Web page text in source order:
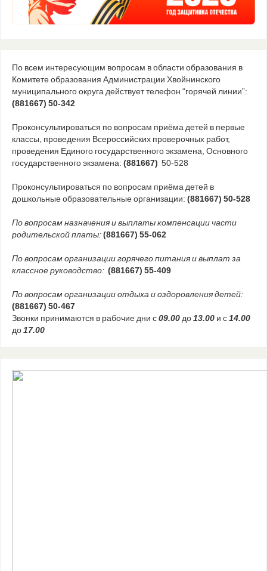
По всем интересующим вопросам в области образования в
Комитете образования Администрации Хвойнинского
муниципального округа действует телефон “горячей линии”:
(881667) 50-342
Проконсультироваться по вопросам приёма детей в первые
классы, проведения Всероссийских проверочных работ,
проведения Единого государственного экзамена, Основного
государственного экзамена: (881667) 50-528
Проконсультироваться по вопросам приёма детей в
дошкольные образовательные организации: (881667) 50-528
По вопросам назначения и выплаты компенсации части
родительской платы:(881667) 55-062
По вопросам организации горячего питания и выплат за
классное руководство:(881667) 55-409
По вопросам организации отдыха и оздоровления детей:
(881667) 50-467
Звонки принимаются в рабочие дни с09.00до13.00и с14.00
до17.00